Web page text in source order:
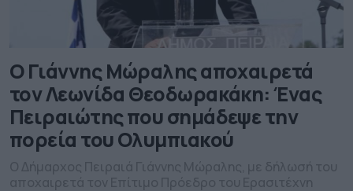
Ο Γιάννης Μώραλης αποχαιρετά
τον Λεωνίδα Θεοδωρακάκη: Ένας
Πειραιώτης που σημάδεψε την
πορεία του Ολυμπιακού